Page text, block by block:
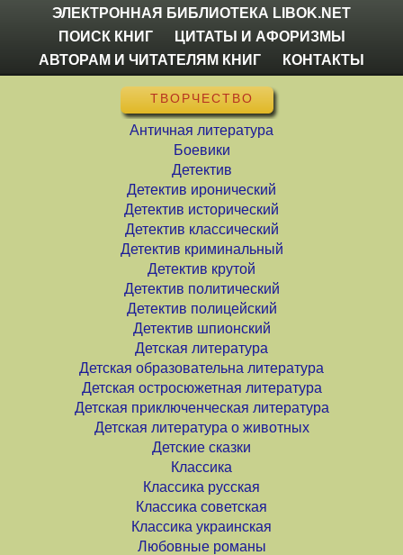
ЭЛЕКТРОННАЯ БИБЛИОТЕКА LIBOK.NET
ПОИСК КНИГ
ЦИТАТЫ И АФОРИЗМЫ
АВТОРАМ И ЧИТАТЕЛЯМ КНИГ
КОНТАКТЫ
ТВОРЧЕСТВО
Античная литература
Боевики
Детектив
Детектив иронический
Детектив исторический
Детектив классический
Детектив криминальный
Детектив крутой
Детектив политический
Детектив полицейский
Детектив шпионский
Детская литература
Детская образовательна литература
Детская остросюжетная литература
Детская приключенческая литература
Детская литература о животных
Детские сказки
Классика
Классика русская
Классика советская
Классика украинская
Любовные романы